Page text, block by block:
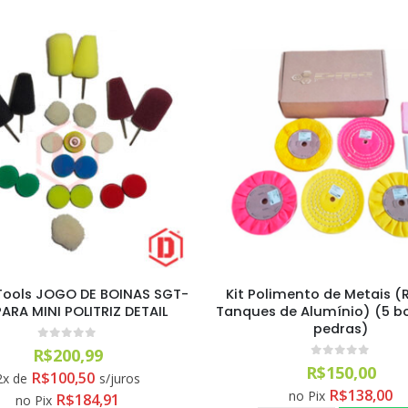
de Metais (Rodas e
de Alumínio) (5 boinas + 3
pedras)
0 out of 5
R$150,00
no Pix R$138,00
EVOX KIT DE PINCÉIS
DETALHAMENTO
AUTOMOTIVO 5PÇS l
out of 5
R$92,00
no Pix R$84,64